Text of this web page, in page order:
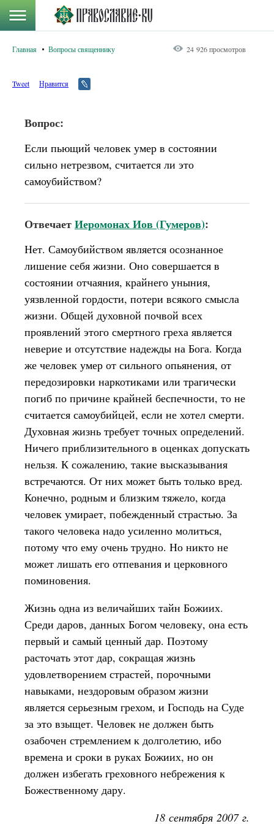
Главная Вопросы священнику 24 926 просмотров
Tweet Нравится
Вопрос:
Если пьющий человек умер в состоянии
сильно нетрезвом, считается ли это
самоубийством?
ОтвечаетИеромонах Иов (Гумеров):
Нет. Самоубийством является осознанное
лишение себя жизни. Оно совершается в
состоянии отчаяния, крайнего уныния,
уязвленной гордости, потери всякого смысла
жизни. Общей духовной почвой всех
проявлений этого смертного греха является
неверие и отсутствие надежды на Бога. Когда
же человек умер от сильного опьянения, от
передозировки наркотиками или трагически
погиб по причине крайней беспечности, то не
считается самоубийцей, если не хотел смерти.
Духовная жизнь требует точных определений.
Ничего приблизительного в оценках допускать
нельзя. К сожалению, такие высказывания
встречаются. От них может быть только вред.
Конечно, родным и близким тяжело, когда
человек умирает, побежденный страстью. За
такого человека надо усиленно молиться,
потому что ему очень трудно. Но никто не
может лишать его отпевания и церковного
поминовения.
Жизнь одна из величайших тайн Божиих.
Среди даров, данных Богом человеку, она есть
первый и самый ценный дар. Поэтому
расточать этот дар, сокращая жизнь
удовлетворением страстей, порочными
навыками, нездоровым образом жизни
является серьезным грехом, и Господь на Суде
за это взыщет. Человек не должен быть
озабочен стремлением к долголетию, ибо
времена и сроки в руках Божиих, но он
должен избегать греховного небрежения к
Божественному дару.
18 сентября 2007 г.